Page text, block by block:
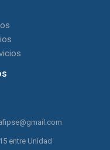
entre Unidad